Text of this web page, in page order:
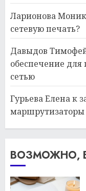
Ларионова
сетевую печать?
Давыдов
обеспечение для
сетью
Гурьева Еленак
маршрутизаторы
ВОЗМОЖНО,